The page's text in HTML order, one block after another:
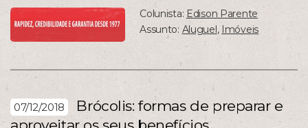
Colunista: Edison Parente
Assunto: Aluguel,Imóveis
07/12/2018
Brócolis: formas de preparar e